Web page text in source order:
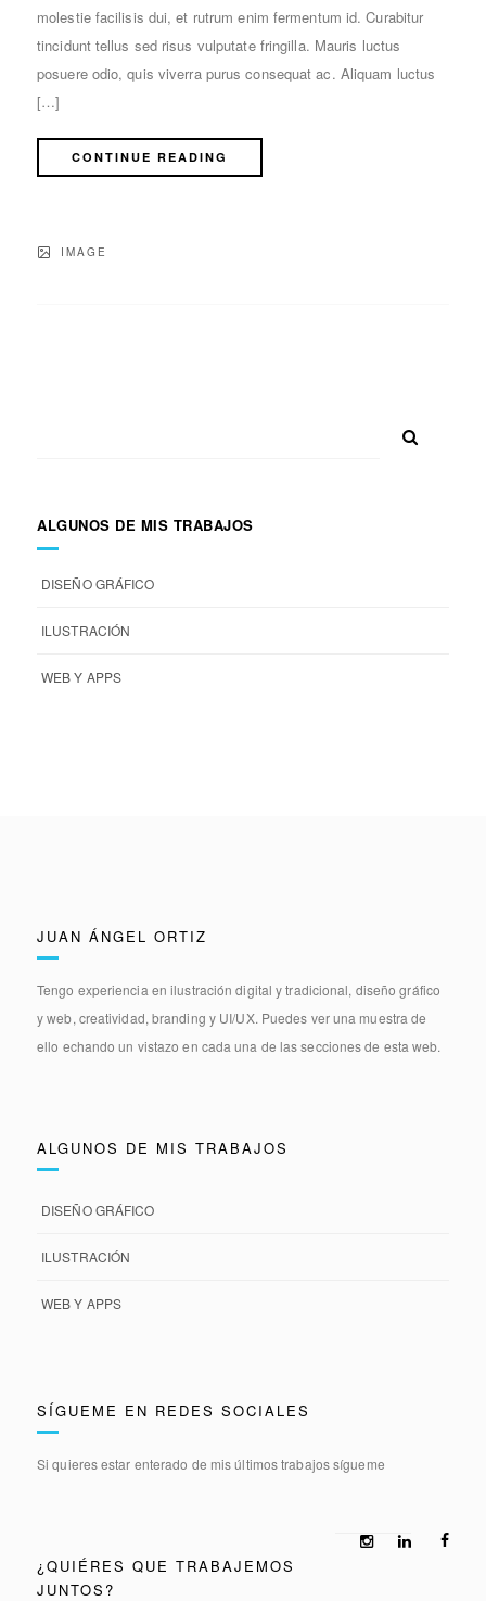
molestie facilisis dui, et rutrum enim fermentum id. Curabitur
tincidunt tellus sed risus vulputate fringilla. Mauris luctus
posuere odio, quis viverra purus consequat ac. Aliquam luctus
[…]
CONTINUE READING
IMAGE
ALGUNOS DE MIS TRABAJOS
DISEÑO GRÁFICO
ILUSTRACIÓN
WEB Y APPS
JUAN ÁNGEL ORTIZ
Tengo experiencia enilustración digital y tradicional, diseño gráfico
y web, creatividad, branding y UI/UX. Puedes ver una muestra de
ello echando un vistazo en cada una de las secciones de esta web.
ALGUNOS DE MIS TRABAJOS
DISEÑO GRÁFICO
ILUSTRACIÓN
WEB Y APPS
SÍGUEME EN REDES SOCIALES
Si quieres estar enterado de mis últimos trabajos sígueme
¿QUIÉRES QUE TRABAJEMOS
JUNTOS?